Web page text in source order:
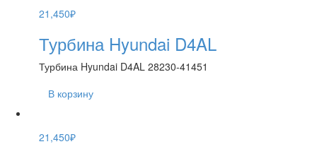
21,450₽
Турбина Hyundai D4AL
Турбина Hyundai D4AL 28230-41451
В корзину
21,450₽